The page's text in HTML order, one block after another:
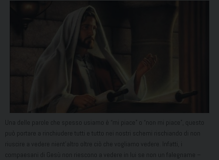
Una delle parole che spesso usiamo è “mi piace” o “non mi piace”, questo
può portare a rinchiudere tutti e tutto nei nostri schemi rischiando di non
riuscire a vedere nient’altro oltre ciò che vogliamo vedere. Infatti, i
compaesani di Gesù non riescono a vedere in lui se non un falegname –